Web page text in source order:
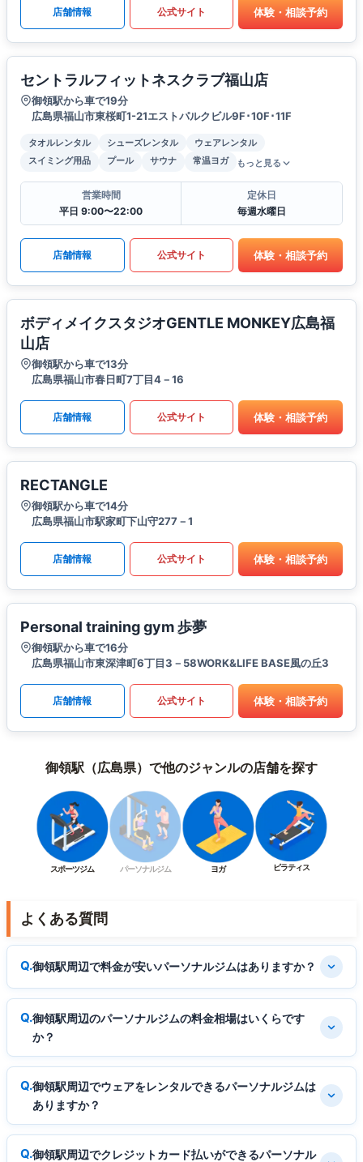
店舗情報 公式サイト 体験・相談予約
セントラルフィットネスクラブ福山店
御領駅から車で19分
広島県福山市東桜町1-21エストパルクビル9F･10F･11F
タオルレンタル シューズレンタル
ウェアレンタル
スイミング用品
プール サウナ 常温ヨガ もっと見る
営業時間
平日 9:00〜22:00
定休日
毎週水曜日
店舗情報 公式サイト 体験・相談予約
ボディメイクスタジオGENTLE MONKEY広島福
山店
御領駅から車で13分
広島県福山市春日町7丁目4－16
店舗情報 公式サイト 体験・相談予約
RECTANGLE
御領駅から車で14分
広島県福山市駅家町下山守277－1
店舗情報 公式サイト 体験・相談予約
Personal training gym 歩夢
御領駅から車で16分
広島県福山市東深津町6丁目3－58WORK&LIFE BASE風の丘3
店舗情報 公式サイト 体験・相談予約
御領駅（広島県）で他のジャンルの店舗を探す
スポーツジム パーソナルジム ヨガ ピラティス
よくある質問
御領駅周辺で料金が安いパーソナルジムはありますか？
御領駅周辺のパーソナルジムの料金相場はいくらです
か？
御領駅周辺でウェアをレンタルできるパーソナルジムは
ありますか？
御領駅周辺でクレジットカード払いができるパーソナル